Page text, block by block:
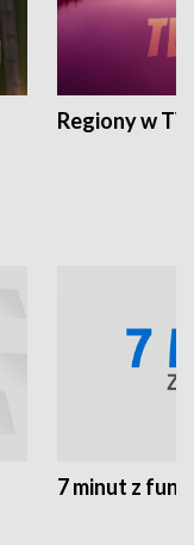
Regiony w
7 minut z